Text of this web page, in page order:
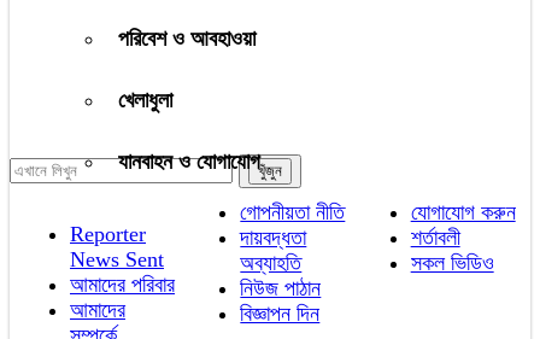
পরিবেশ ও আবহাওয়া
খেলাধুলা
যানবাহন ও যোগাযোগ
Reporter
News Sent
আমাদের পরিবার
আমাদের
গোপনীয়তা নীতি
দায়বদ্ধতা
অব্যাহতি
নিউজ পাঠান
বিজ্ঞাপন দিন
যোগাযোগ করুন
শর্তাবলী
সকল ভিডিও